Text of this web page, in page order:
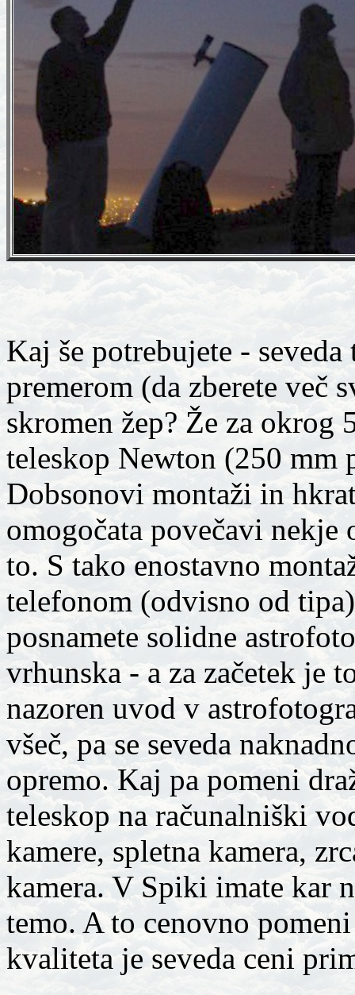
Kaj še potrebujete -
premerom (da zberete več
skromen žep? Že za okrog
teleskop Newton (250 mm
Dobsonovi montaži in
omogočata povečavi
to. S tako enostavno
telefonom (odvisno od
posnamete solidne
vrhunska - a za začetek je
nazoren uvod v
všeč, pa se seveda
opremo. Kaj pa pomeni
teleskop na računalniški
kamere, spletna kamera,
kamera. V Spiki imate kar
temo. A to cenovno
kvaliteta je seveda ceni